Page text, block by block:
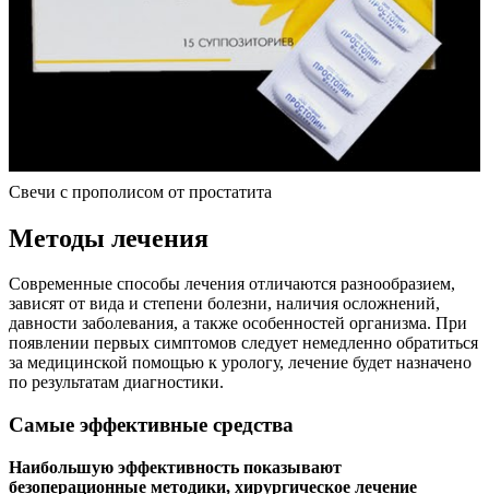
Свечи с прополисом от простатита
Методы лечения
Современные способы лечения отличаются разнообразием,
зависят от вида и степени болезни, наличия осложнений,
давности заболевания, а также особенностей организма. При
появлении первых симптомов следует немедленно обратиться
за медицинской помощью к урологу, лечение будет назначено
по результатам диагностики.
Самые эффективные средства
Наибольшую эффективность показывают
безоперационные методики, хирургическое лечение